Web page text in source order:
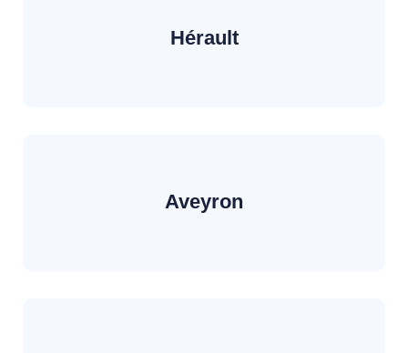
Hérault
Aveyron